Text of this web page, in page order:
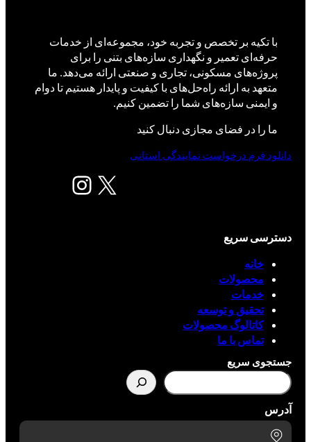
با تکیه بر تخصص و تجربه خود، مجموعه‌ای از خدمات
حرفه‌ای تعمیر و نگهداری سازه‌های بتنی را برای
پروژه‌های مسکونی، تجاری و صنعتی ارائه می‌دهد. ما
متعهد به ارائه راه‌حل‌های با کیفیت و پایدار هستیم تا دوام
و ایمنی سازه‌های شما را تضمین کنیم.
ما را در فضای مجازی دنبال کنید
X اینستاگرم
دانلود فرم درخواست نمایندگی استانی
دسترسی سریع
خانه
محصولات
خدمات
تحقیق و توسعه
کاتالوگ محصولات
تماس با ما
جستجوی سریع
آدرس